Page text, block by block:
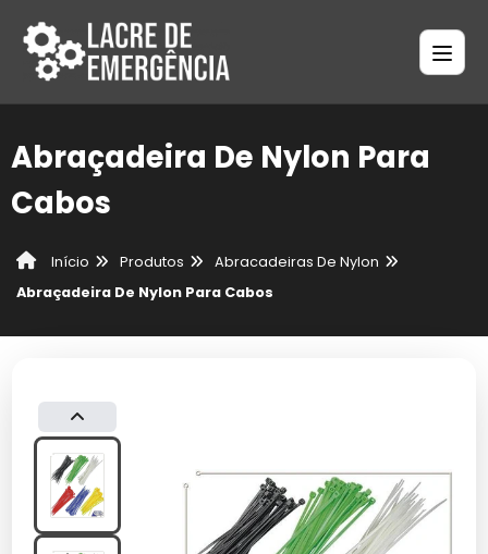
Abraçadeira De Nylon Para
Cabos
Início Produtos
Abracadeiras De Nylon
Abraçadeira De Nylon Para Cabos